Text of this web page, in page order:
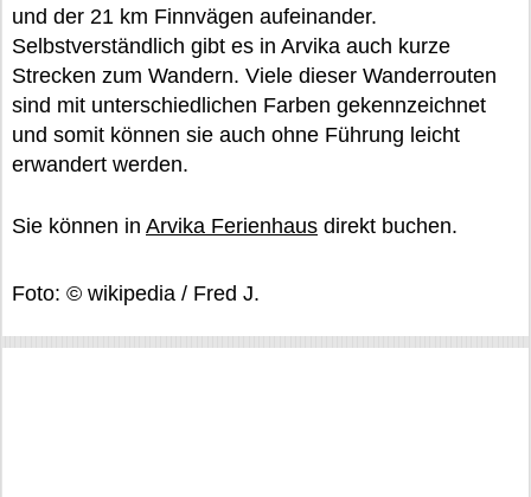
und der 21 km Finnvägen aufeinander.
Selbstverständlich gibt es in Arvika auch kurze
Strecken zum Wandern. Viele dieser Wanderrouten
sind mit unterschiedlichen Farben gekennzeichnet
und somit können sie auch ohne Führung leicht
erwandert werden.
Sie können in Arvika Ferienhaus direkt buchen.
Foto: © wikipedia / Fred J.